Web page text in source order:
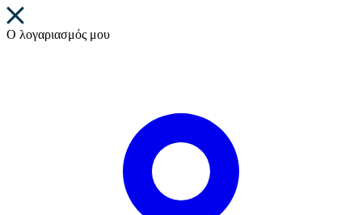
Ο λογαριασμός μου